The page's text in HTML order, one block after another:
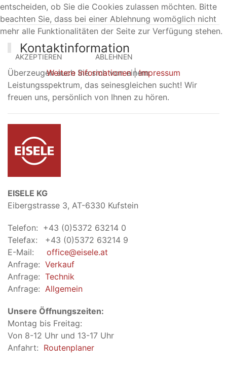
Kontaktinformation
Überzeugen auch Sie sich von einem
Leistungsspektrum, das seinesgleichen sucht! Wir
freuen uns, persönlich von Ihnen zu hören.
EISELE KG
Eibergstrasse 3, AT-6330 Kufstein
Telefon: +43 (0)5372 63214 0
Telefax: +43 (0)5372 63214 9
E-Mail: office@eisele.at
Anfrage: Verkauf
Anfrage: Technik
Anfrage: Allgemein
Unsere Öffnungszeiten:
Montag bis Freitag:
Von 8-12 Uhr und 13-17 Uhr
Anfahrt: Routenplaner
entscheiden, ob Sie die Cookies zulassen möchten. Bitte
beachten Sie, dass bei einer Ablehnung womöglich nicht
mehr alle Funktionalitäten der Seite zur Verfügung stehen.
AKZEPTIEREN ABLEHNEN
Weitere Informationen|Impressum